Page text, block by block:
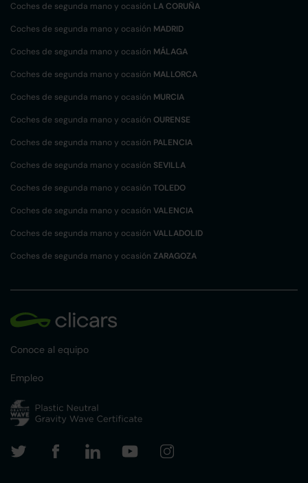
Coches de segunda mano y ocasión LA CORUÑA
Coches de segunda mano y ocasión MADRID
Coches de segunda mano y ocasión MÁLAGA
Coches de segunda mano y ocasión MALLORCA
Coches de segunda mano y ocasión MURCIA
Coches de segunda mano y ocasión OURENSE
Coches de segunda mano y ocasión PALENCIA
Coches de segunda mano y ocasión SEVILLA
Coches de segunda mano y ocasión TOLEDO
Coches de segunda mano y ocasión VALENCIA
Coches de segunda mano y ocasión VALLADOLID
Coches de segunda mano y ocasión ZARAGOZA
Conoce al equipo
Empleo